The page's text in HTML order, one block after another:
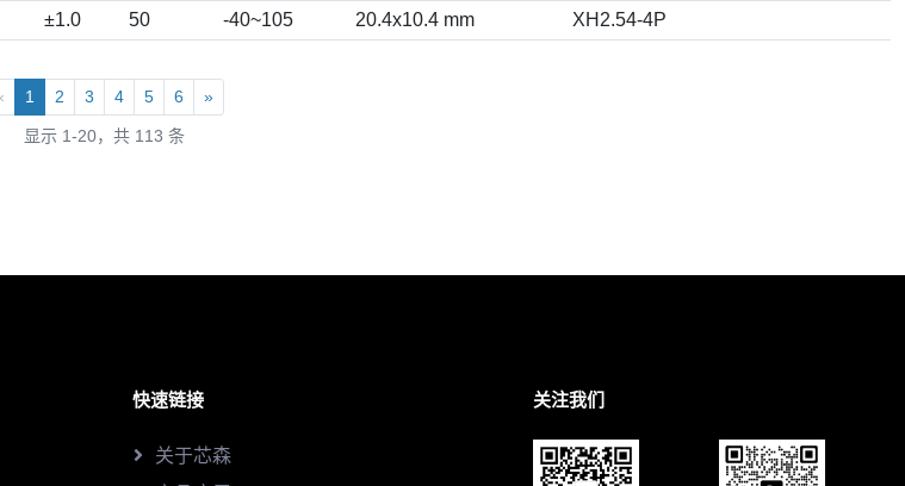
±1.0 50 -40~105 20.4x10.4 mm XH2.54-4P
1 2 3 4 5 6 »
显示 1-20，共 113 条
快速链接
关于芯森
关注我们